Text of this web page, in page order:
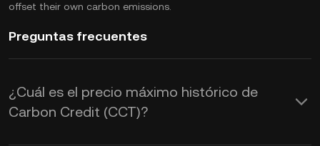
offset their own carbon emissions.
Preguntas frecuentes
¿Cuál es el precio máximo histórico de
Carbon Credit (CCT)?